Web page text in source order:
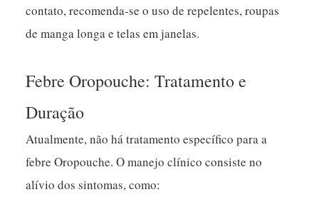
contato, recomenda-se o uso de repelentes, roupas
de manga longa e telas em janelas.
Febre Oropouche: Tratamento e
Duração
Atualmente, não há tratamento específico para a
febre Oropouche. O manejo clínico consiste no
alívio dos sintomas, como: